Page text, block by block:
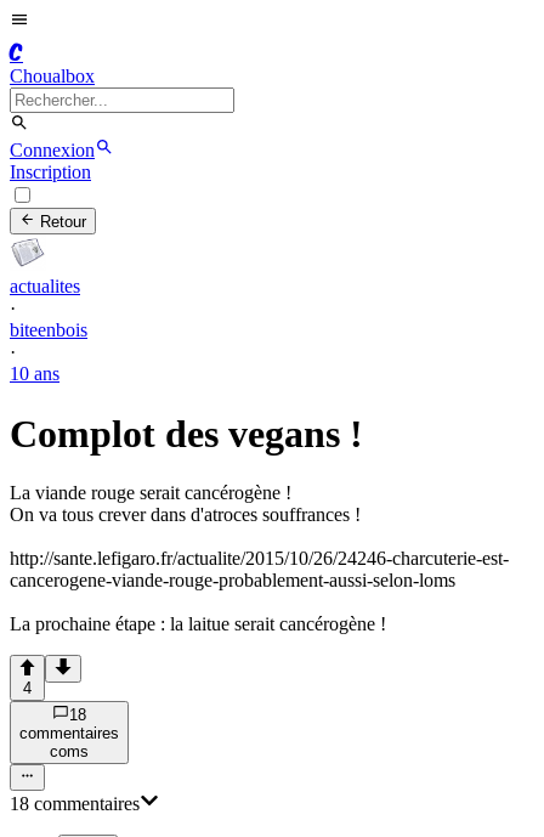
C
Choualbox
Connexion
Inscription
Retour
actualites
·
biteenbois
·
10 ans
Complot des vegans !
La viande rouge serait cancérogène !
On va tous crever dans d'atroces souffrances !
http://sante.lefigaro.fr/actualite/2015/10/26/24246-charcuterie-est-
cancerogene-viande-rouge-probablement-aussi-selon-loms
La prochaine étape : la laitue serait cancérogène !
4
18
commentaires
coms
18 commentaires